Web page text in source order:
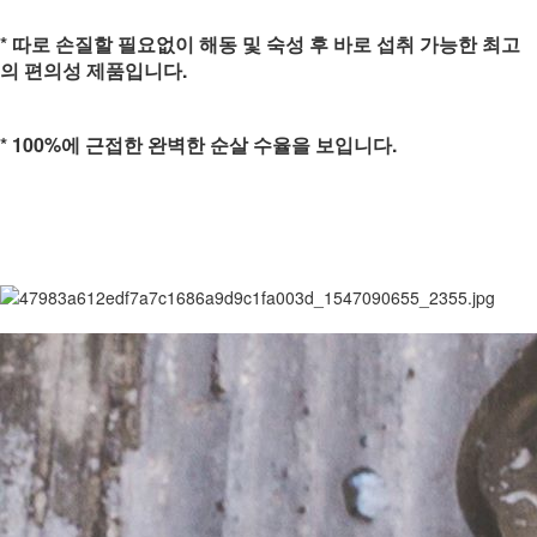
* 따로 손질할 필요없이 해동 및 숙성 후 바로 섭취 가능한 최고
의 편의성 제품입니다.
* 100%에 근접한 완벽한 순살 수율을 보입니다.